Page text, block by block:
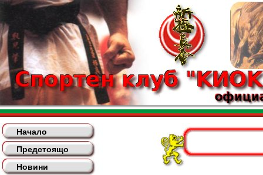
Начало
Предстоящо
Новини